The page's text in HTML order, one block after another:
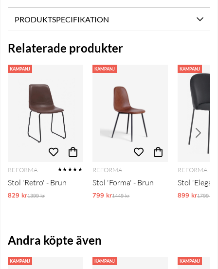
PRODUKTSPECIFIKATION
Relaterade produkter
KAMPANJ
REFORMA ★★★★★
Stol 'Retro' - Brun
829 krOrdinarie pris:
1399 kr
KAMPANJ
REFORMA
Stol 'Forma' - Brun
799 krOrdinarie pris:
1449 kr
KAMPANJ
REFORMA
Stol
899 kr1799 kr
Andra köpte även
KAMPANJ KAMPANJ KAMPANJ